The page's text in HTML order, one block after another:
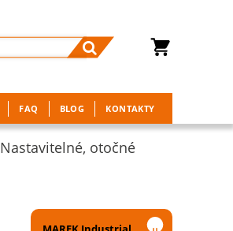
FAQ BLOG KONTAKTY
Nastavitelné, otočné